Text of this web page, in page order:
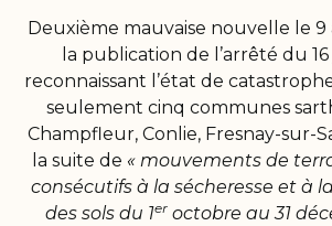
Deuxième mauvaise nouvelle le 9
la publication de l’arrêté du
reconnaissant l’état de
seulement cinq communes
Champfleur, Conlie, Fresnay-sur-
la suite de « mouvements de
consécutifs à la sécheresse et à
des sols du 1er octobre au 31